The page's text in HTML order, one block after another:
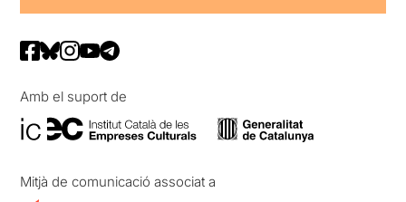
Amb el suport de
Mitjà de comunicació associat a